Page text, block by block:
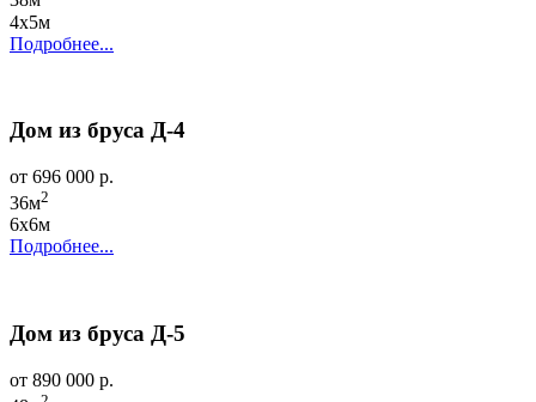
4х5м
Подробнее...
Дом из бруса Д-4
от 696 000 р.
36м2
6х6м
Подробнее...
Дом из бруса Д-5
от 890 000 р.